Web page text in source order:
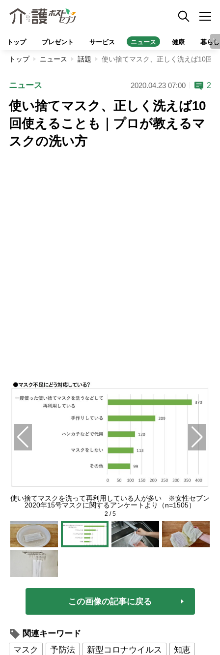
トップ プレゼント サービス ニュース 健康 暮らし
トップ ニュース 話題 使い捨てマスク、正しく洗えば10回
ニュース 2020.04.23 07:00 2
使い捨てマスク、正しく洗えば10
回使えることも｜プロが教えるマ
スクの洗い方
使い捨てマスクを洗って再利用している人が多い ※女性セブン
2020年15号マスクに関するアンケートより（n=1505）
2 /5
この画像の記事に戻る
関連キーワード
マスク
予防法 新型コロナウイルス 知恵